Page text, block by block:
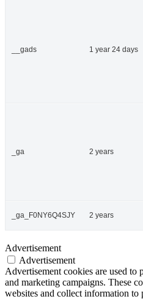
__gads 1 year 24 days
_ga 2 years
_ga_F0NY6Q4SJY 2 years
Advertisement
Advertisement
Advertisement cookies are used
and marketing campaigns. These
websites and collect information to